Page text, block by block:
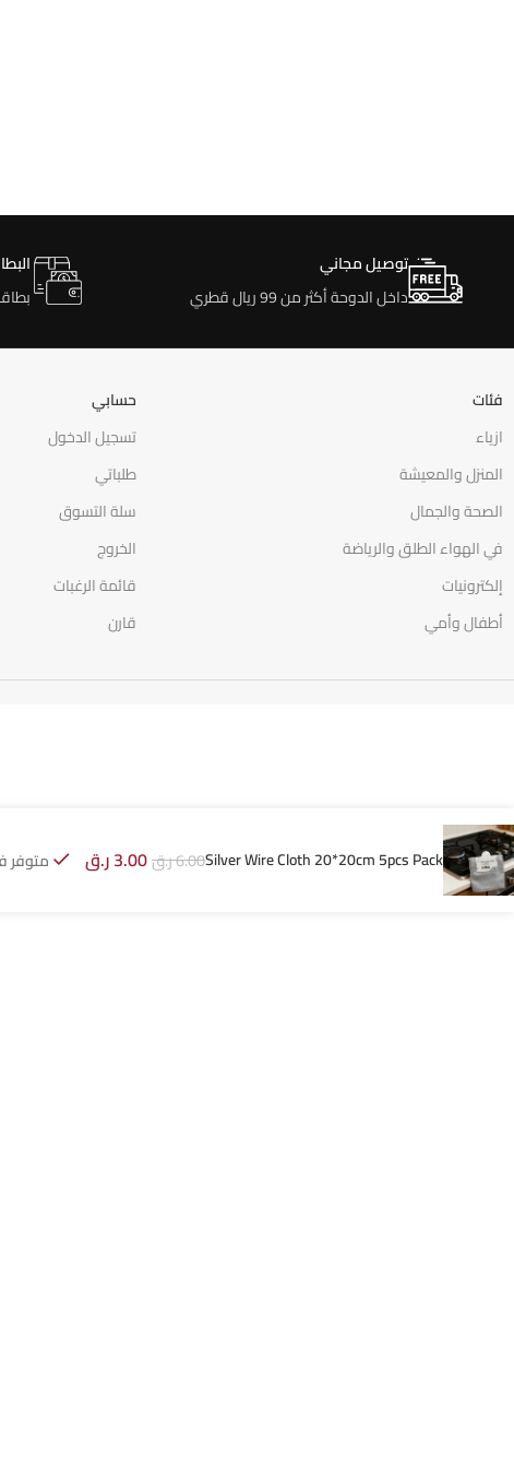
توصيل مجاني
داخل الدوحة أكثر من 99 ريال قطري
فئات
ازياء
المنزل والمعيشة
الصحة والجمال
في الهواء الطلق والرياضة
إلكترونيات
أطفال وأمي
حسابي
تسجيل الدخول
طلباتي
سلة التسوق
الخروج
قائمة الرغبات
قارن
Silver Wire Cloth 20*20cm 5pcs Pack
6.00ر.ق3.00ر.ق متوفر